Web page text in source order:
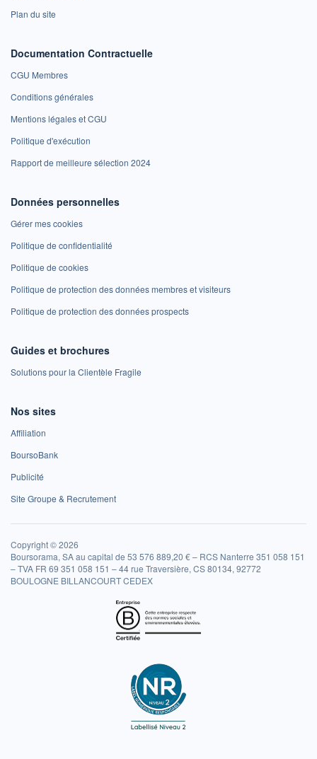
Plan du site
Documentation Contractuelle
CGU Membres
Conditions générales
Mentions légales et CGU
Politique d'exécution
Rapport de meilleure sélection 2024
Données personnelles
Gérer mes cookies
Politique de confidentialité
Politique de cookies
Politique de protection des données membres et visiteurs
Politique de protection des données prospects
Guides et brochures
Solutions pour la Clientèle Fragile
Nos sites
Affiliation
BoursoBank
Publicité
Site Groupe & Recrutement
Copyright © 2026
Boursorama, SA au capital de 53 576 889,20 € – RCS Nanterre 351 058 151
– TVA FR 69 351 058 151 – 44 rue Traversière, CS 80134, 92772
BOULOGNE BILLANCOURT CEDEX